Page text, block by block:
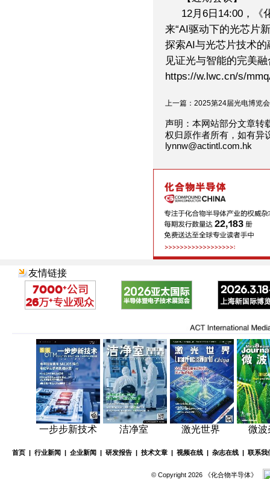
12月6日14:00，《
来“AI驱动下的光芯片
探索AI与光芯片技术
见证光与智能的完美
https://w.lwc.cn/s/
上一篇：2025第24届光电博览
声明：本网站部分文章转
权归原作者所有，如有异
lynnw@actintl.com.hk
友情链接
一步步新技术 洁净室 激光世界 微波
首页 | 行业新闻 | 企业新闻 | 研发报告 | 技术文章 | 视频在线 | 杂志在线 | 联系我
© Copyright 2026 《化合物半导体》